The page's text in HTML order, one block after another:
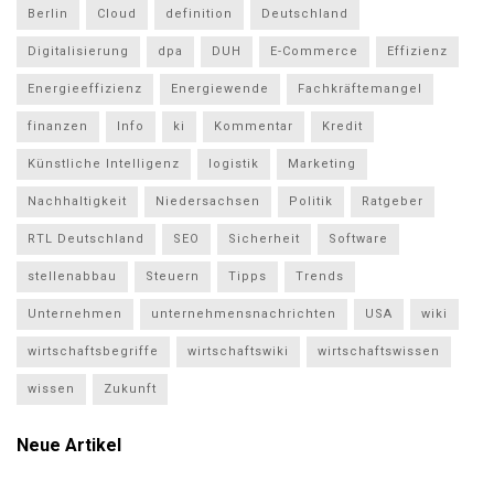
Berlin Cloud definition Deutschland
Digitalisierung dpa DUH E-Commerce Effizienz
Energieeffizienz Energiewende Fachkräftemangel
finanzen Info ki Kommentar Kredit
Künstliche Intelligenz logistik Marketing
Nachhaltigkeit Niedersachsen Politik Ratgeber
RTL Deutschland SEO Sicherheit Software
stellenabbau Steuern Tipps Trends
Unternehmen unternehmensnachrichten USA wiki
wirtschaftsbegriffe wirtschaftswiki wirtschaftswissen
wissen Zukunft
Neue Artikel